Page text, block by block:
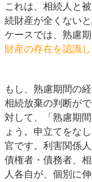
これは、相続人と
続財産が全くない
ケースでは、熟慮
財産の存在を認識し
もし、熟慮期間の
相続放棄の判断が
対して、「熟慮期
ょう。申立てをな
官です。利害関係
債権者・債務者、
人各自が、個別に